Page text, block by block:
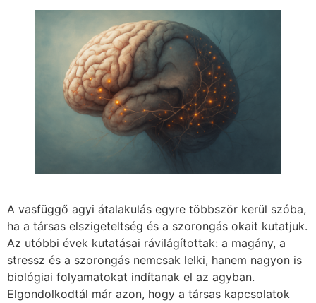
A vasfüggő agyi átalakulás egyre többször kerül szóba,
ha a társas elszigeteltség és a szorongás okait kutatjuk.
Az utóbbi évek kutatásai rávilágítottak: a magány, a
stressz és a szorongás nemcsak lelki, hanem nagyon is
biológiai folyamatokat indítanak el az agyban.
Elgondolkodtál már azon, hogy a társas kapcsolatok